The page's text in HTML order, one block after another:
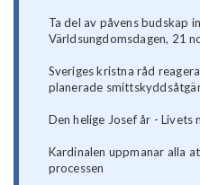
Ta del av påvens budskap
Världsungdomsdagen, 21
Sveriges kristna råd
planerade
Den helige Josef år - Livets
Kardinalen uppmanar alla
processen